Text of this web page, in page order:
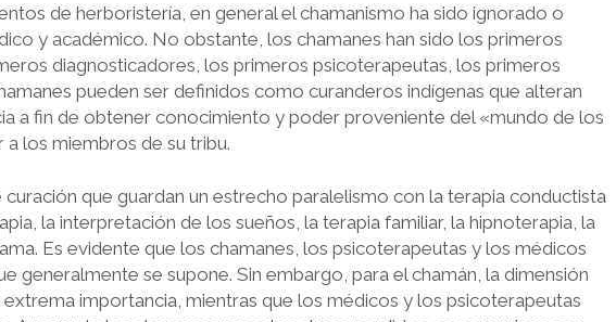
de herboristería, en general el chamanismo ha sido ignorado o
y académico. No obstante, los chamanes han sido los primeros
diagnosticadores, los primeros psicoterapeutas, los primeros
pueden ser definidos como curanderos indígenas que alteran
a fin de obtener conocimiento y poder proveniente del «mundo de los
a los miembros de su tribu.
que guardan un estrecho paralelismo con la terapia conductista
la interpretación de los sueños, la terapia fa­miliar, la hipnoterapia, la
Es evidente que los chamanes, los psicoterapeutas y los médicos
generalmente se supone. Sin embargo, para el chamán, la dimensión
importancia, mientras que los médicos y los psicoterapeutas